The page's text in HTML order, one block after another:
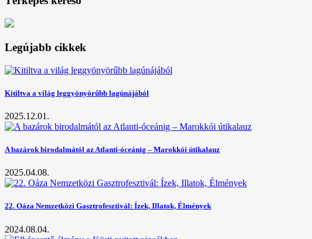
Legújabb cikkek
Kitiltva a világ leggyönyörűbb lagúnájából
2025.12.01.
A bazárok birodalmától az Atlanti-óceánig – Marokkói útikalauz
2025.04.08.
22. Oáza Nemzetközi Gasztrofesztivál: Ízek, Illatok, Élmények
2024.08.04.